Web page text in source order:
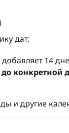
дат:
добавляет 14
конкретной
и другие